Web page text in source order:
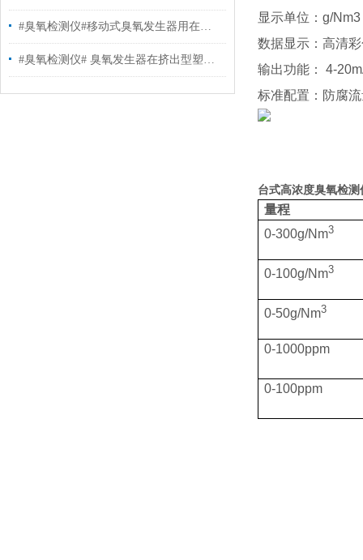
#臭氧检测仪#移动式臭氧发生器用在哪些地方
#臭氧检测仪# 臭氧发生器在挤出型塑料膜行业的应用
显示单位： g/Nm3
数据显示： 高清
输出功能：
4-
标准配置：防腐
台式高浓度臭氧检
量程
0-300g/Nm3
0-100g/Nm3
0-50g/Nm3
0-1000ppm
0-100ppm